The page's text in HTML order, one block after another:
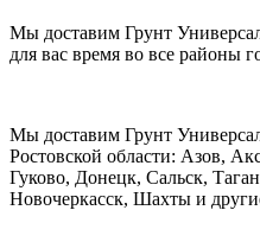
Мы доставим Грунт
для вас время во все районы
Мы доставим Грунт
Ростовской области: Азов,
Гуково, Донецк, Сальск,
Новочеркасск, Шахты и